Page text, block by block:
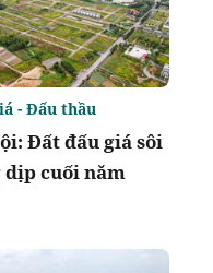
Đất đấu giá sôi
dịp cuối năm
- Đấu thầu